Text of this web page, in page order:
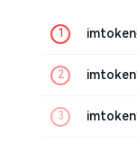
imtoken
imtoken
imtoken